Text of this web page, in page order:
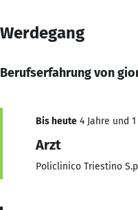
Werdegang
Berufserfahrung von
Bis heute 4 Jahre und
Arzt
Policlinico Triestino